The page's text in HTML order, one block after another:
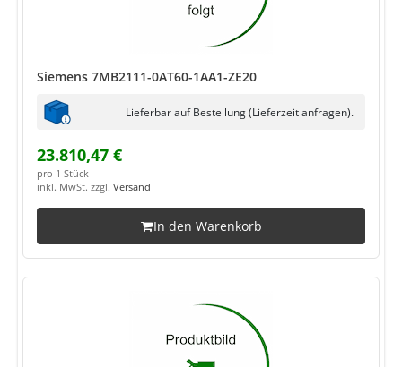
Siemens 7MB2111-0AT60-1AA1-ZE20
Lieferbar auf Bestellung (Lieferzeit anfragen).
23.810,47 €
pro 1 Stück
inkl. MwSt. zzgl. Versand
In den Warenkorb